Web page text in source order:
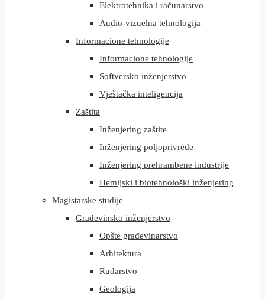
Elektrotehnika i računarstvo
Audio-vizuelna tehnologija
Informacione tehnologije
Informacione tehnologije
Softversko inženjerstvo
Vještačka inteligencija
Zaštita
Inženjering zaštite
Inženjering poljoprivrede
Inženjering prehrambene industrije
Hemijski i biotehnološki inženjering
Magistarske studije
Građevinsko inženjerstvo
Opšte građevinarstvo
Arhitektura
Rudarstvo
Geologija